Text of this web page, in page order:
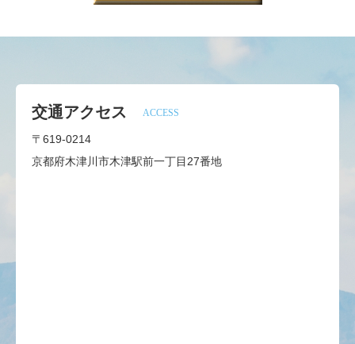
交通アクセス ACCESS
〒619-0214
京都府木津川市木津駅前一丁目27番地